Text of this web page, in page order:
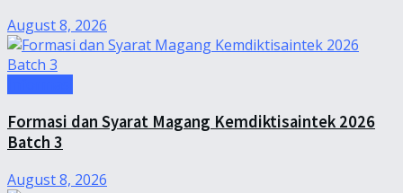
August 8, 2026
Formasi dan Syarat Magang Kemdiktisaintek 2026
Batch 3
August 8, 2026